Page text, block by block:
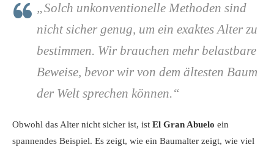
„Solch unkonventionelle Methoden sind
nicht sicher genug, um ein exaktes Alter zu
bestimmen. Wir brauchen mehr belastbare
Beweise, bevor wir von dem ältesten Baum
der Welt sprechen können.“
Obwohl das Alter nicht sicher ist, ist El Gran Abuelo ein
spannendes Beispiel. Es zeigt, wie ein Baumalter zeigt, wie viel